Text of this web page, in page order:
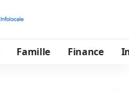
Famille Finance